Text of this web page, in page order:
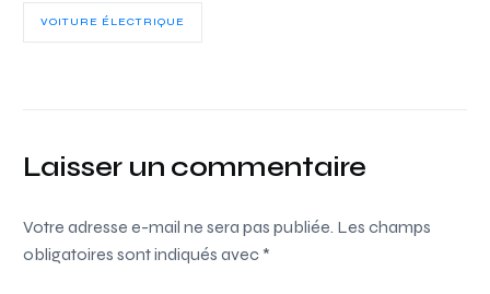
VOITURE ÉLECTRIQUE
Laisser un commentaire
Votre adresse e-mail ne sera pas publiée. Les champs
obligatoires sont indiqués avec *